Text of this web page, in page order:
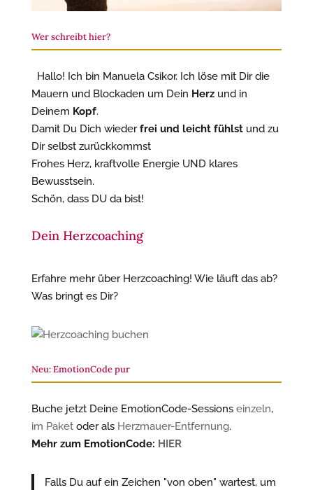
Wer schreibt hier?
Hallo! Ich bin Manuela Csikor. Ich löse mit Dir die
Mauern und Blockaden um Dein Herzund in
Deinem Kopf.
Damit Du Dich wiederfrei und leicht fühlstund zu
Dir selbst zurückkommst
Frohes Herz, kraftvolle Energie UND klares
Bewusstsein.
Schön, dass DU da bist!
Dein Herzcoaching
Erfahre mehr über Herzcoaching! Wie läuft das ab?
Was bringt es Dir?
Neu: EmotionCode pur
Buche jetzt Deine EmotionCode-Sessions einzeln,
im Paketoder als Herzmauer-Entfernung.
Mehr zum EmotionCode: HIER
Falls Du auf ein Zeichen "von oben" wartest, um